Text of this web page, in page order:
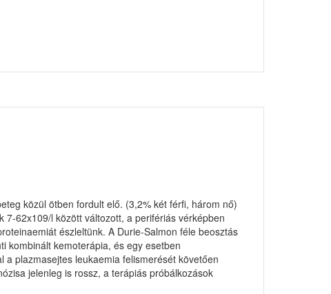
közül ötben fordult elő. (3,2% két férfi, három nő)
62x109/l között változott, a perifériás vérképben
észleltünk. A Durie-Salmon féle beosztás
kombinált kemoterápia, és egy esetben
plazmasejtes leukaemia felismerését követően
jelenleg is rossz, a terápiás próbálkozások